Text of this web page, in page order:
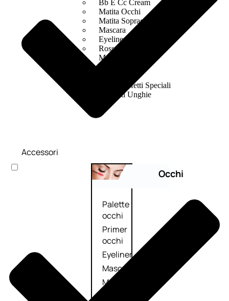
Bb E Cc Cream
Matita Occhi
Matita Sopracciglia
Mascara
Eyeliner
Rossetto
Matita Labbra
Smalto Effetti Speciali
Solventi Unghie
Occhi
Palette
occhi
Primer
occhi
Eyeliner
Mascara
Matita
Accessori